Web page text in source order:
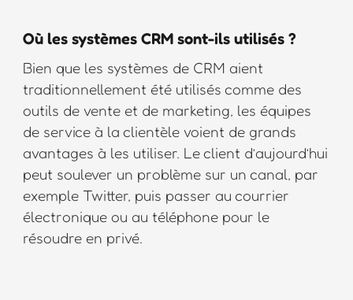
Où les systèmes CRM sont-ils utilisés ?
Bien que les systèmes de CRM aient
traditionnellement été utilisés comme des
outils de vente et de marketing, les équipes
de service à la clientèle voient de grands
avantages à les utiliser. Le client d’aujourd’hui
peut soulever un problème sur un canal, par
exemple Twitter, puis passer au courrier
électronique ou au téléphone pour le
résoudre en privé.